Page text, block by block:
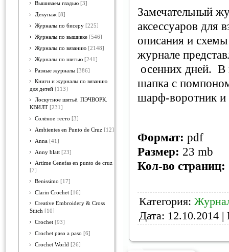
Вышиваем гладью [3]
Декупаж [8]
Журналы по бисеру [225]
Журналы по вышивке [546]
Журналы по вязанию [2148]
Журналы по шитью [241]
Разные журналы [386]
Книги и журналы по вязанию
для детей [113]
Лоскутное шитьё. ПЭЧВОРК.
КВИЛТ [231]
Солёное тесто [3]
Ambientes en Punto de Cruz [12]
Anna [41]
Anny blatt [23]
Artime Cenefas en punto de cruz
[7]
Benissimo [17]
Clarin Crochet [16]
Creative Embroidery & Cross
Stitch [10]
Crochet [93]
Crochet paso a paso [6]
Crochet World [26]
Замечательный
аксессуаров для
описания и
журнале
осенних дней. В
шапка с
шарф-воротник и
Формат: pdf
Размер: 23 mb
Кол-во страниц:
Категория:
Дата: 12.10.2014 |